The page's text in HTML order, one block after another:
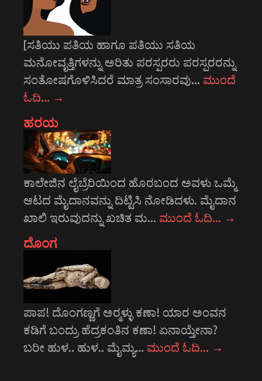
[ಸತಿಯು ಪತಿಯ ಹಾಗೂ ಪತಿಯು ಸತಿಯ
ಮನೋವೃತ್ತಿಗಳನ್ನು ಅರಿತು ಪರಸ್ಪರರು ಪರಸ್ಪರರನ್ನು
ಸಂತೋಷಗೊಳಿಸಿದರೆ ಮಾತ್ರ ಸಂಸಾರವು… ಮುಂದೆ
ಓದಿ… →
ಹರಯ
ಕಾಲೇಜಿನ ಲೈಬ್ರೆರಿಯಿಂದ ಹೊರಬಂದ ಅವಳು ಒಮ್ಮೆ
ಆಟದ ಮೈದಾನವನ್ನು ದಿಟ್ಟಿಸಿ ನೋಡಿದಳು. ಮೈದಾನ
ಖಾಲಿ ಇರುವುದನ್ನು ಖಚಿತ ಮ… ಮುಂದೆ ಓದಿ… →
ದೊಂಗ
ಪಾಪ! ದೊಂಗಣ್ಣಗೆ ಅರ್‍ಮಳ್ಳು ಕಣಾ! ಯಾರ ಅಂವನ
ಕಡಿಗೆ ಬಂದ್ರು ಹೆದ್ರಕಂತಿನ ಕಣಾ! ಏನಾಯ್ತೇನಾ?
ಬರೀ ಹುಳ.. ಹುಳ.. ಮೈಮ್ಯ… ಮುಂದೆ ಓದಿ… →